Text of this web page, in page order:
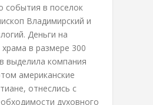
события в поселок
Владимирский и
Деньги на
в размере 300
выделила компания
американские
отнеслись с
духовного